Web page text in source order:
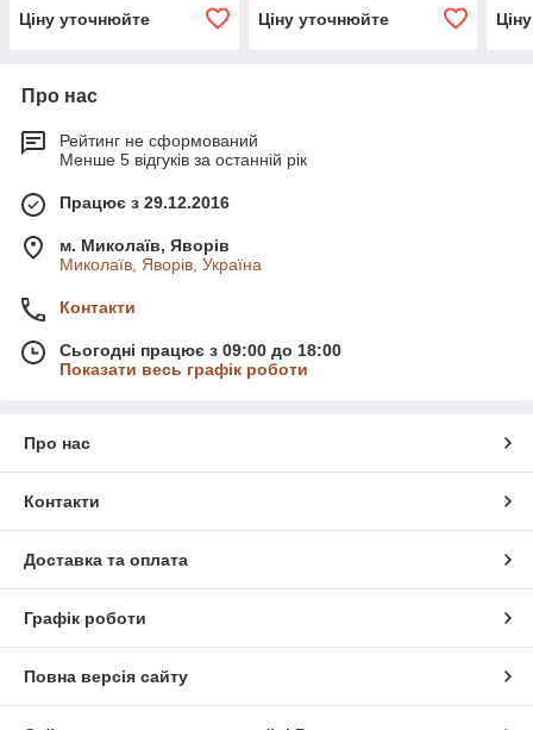
Ціну уточнюйте
Ціну уточнюйте
Про нас
Рейтинг не сформований
Менше 5 відгуків за останній рік
Працює з 29.12.2016
м. Миколаїв, Яворів
Миколаїв, Яворів, Україна
Контакти
Сьогодні працює з 09:00 до 18:00
Показати весь графік роботи
Про нас
Контакти
Доставка та оплата
Графік роботи
Повна версія сайту